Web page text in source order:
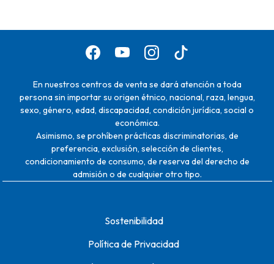
En nuestros centros de venta se dará atención a toda
persona sin importar su origen étnico, nacional, raza, lengua,
sexo, género, edad, discapacidad, condición jurídica, social o
económica.
Asimismo, se prohíben prácticas discriminatorias, de
preferencia, exclusión, selección de clientes,
condicionamiento de consumo, de reserva del derecho de
admisión o de cualquier otro tipo.
Sostenibilidad
Política de Privacidad